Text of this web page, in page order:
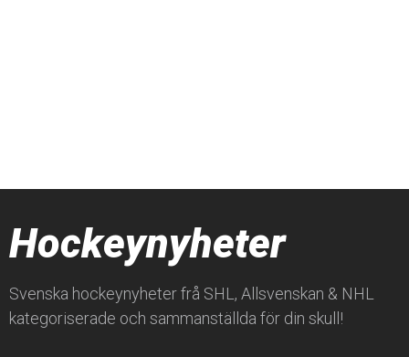
Hockeynyheter
Svenska hockeynyheter frå SHL, Allsvenskan & NHL
kategoriserade och sammanställda för din skull!